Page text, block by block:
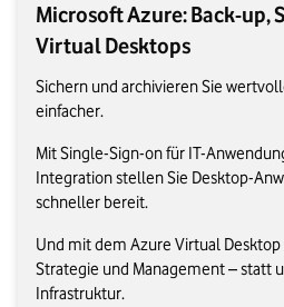
Microsoft Azure: Back-up,
Virtual Desktops
Sichern und archivieren Sie
einfacher.
Mit Single-Sign-on für IT-
Integration stellen Sie Desktop-
schneller bereit.
Und mit dem Azure Virtual
Strategie und Management – statt
Infrastruktur.